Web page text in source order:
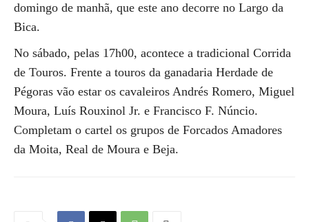
domingo de manhã, que este ano decorre no Largo da
Bica.
No sábado, pelas 17h00, acontece a tradicional Corrida
de Touros. Frente a touros da ganadaria Herdade de
Pégoras vão estar os cavaleiros Andrés Romero, Miguel
Moura, Luís Rouxinol Jr. e Francisco F. Núncio.
Completam o cartel os grupos de Forcados Amadores
da Moita, Real de Moura e Beja.